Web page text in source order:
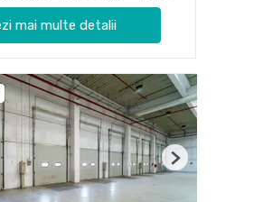
mai multe detalii
Next